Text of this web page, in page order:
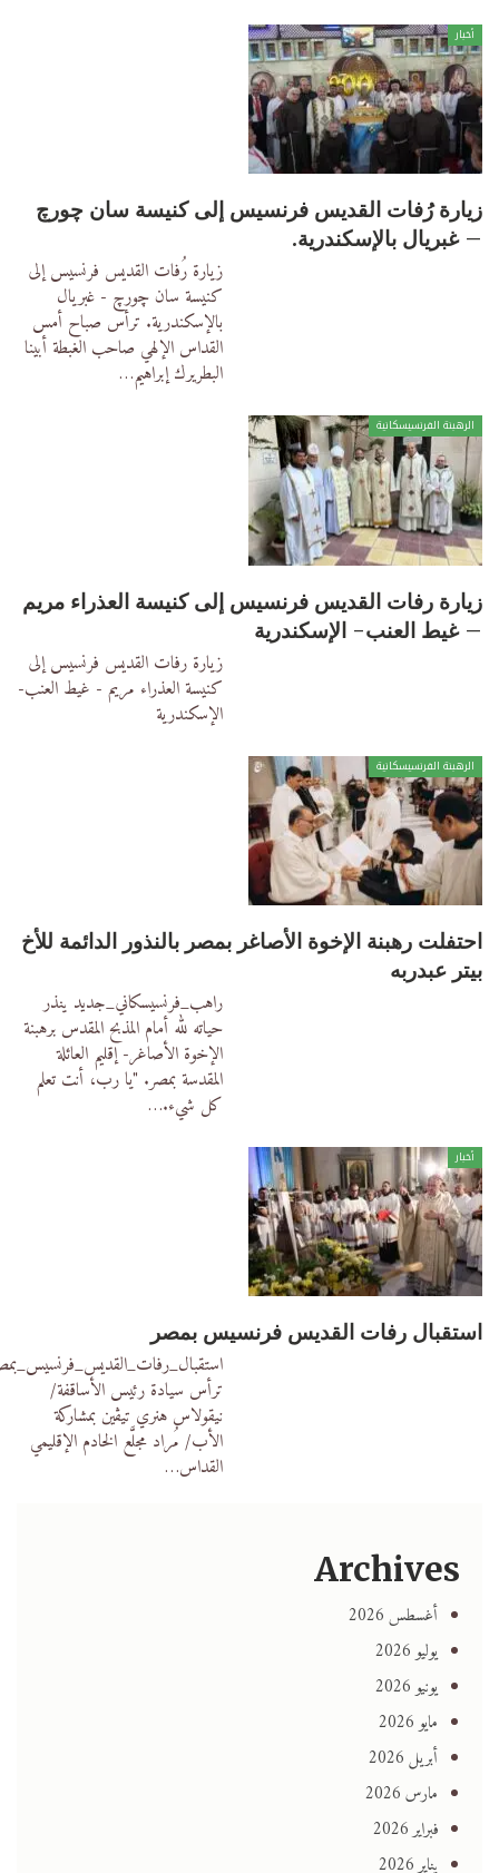
أخبار
زيارة رُفات القديس فرنسيس إلى كنيسة سان چورچ
– غبريال بالإسكندرية.
زيارة رُفات القديس فرنسيس إلى
كنيسة سان چورچ - غبريال
بالإسكندرية. ترأس صباح أمس
القداس الإلهي صاحب الغبطة أبينا
البطريرك إبراهيم…
الرهبنة الفرنسيسكانية
زيارة رفات القديس فرنسيس إلى كنيسة العذراء مريم
– غيط العنب- الإسكندرية
زيارة رفات القديس فرنسيس إلى
كنيسة العذراء مريم - غيط العنب-
الإسكندرية
الرهبنة الفرنسيسكانية
احتفلت رهبنة الإخوة الأصاغر بمصر بالنذور الدائمة للأخ
بيتر عبدربه
راهب_فرنسيسكاني_جديد ينذر
حياته لله أمام المذبح المقدس برهبنة
الإخوة الأصاغر- إقليم العائلة
المقدسة بمصر. "يا رب، أنت تعلم
كل شيء.…
أخبار
استقبال رفات القديس فرنسيس بمصر
ترأس سيادة رئيس الأساقفة/
نيقولاس هنري تيڨين بمشاركة
الأب/ مُراد مجلَّع الخادم الإقليمي
القداس…
Archives
أغسطس 2026
يوليو 2026
يونيو 2026
مايو 2026
أبريل 2026
مارس 2026
فبراير 2026
يناير 2026